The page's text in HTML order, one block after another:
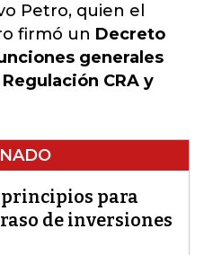
Petro, quien el
firmó un Decreto
generales
CRA y
para
de inversiones